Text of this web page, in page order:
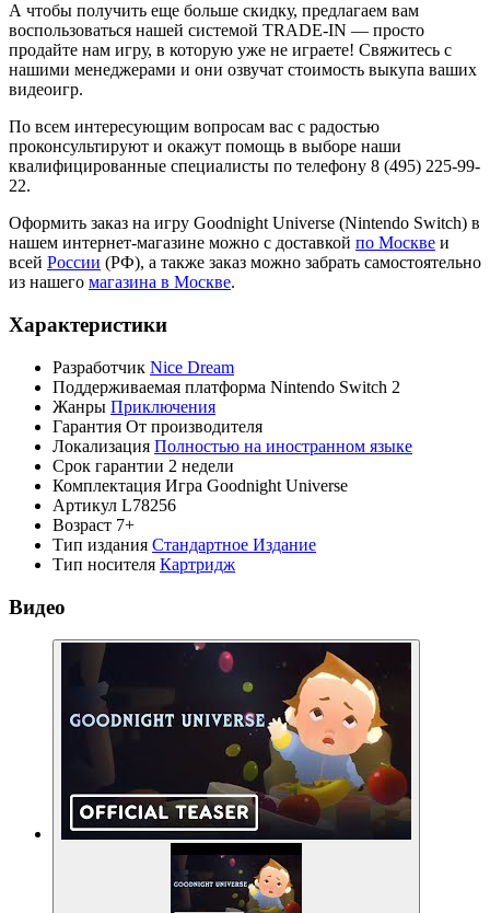
А чтобы получить еще больше скидку, предлагаем вам
воспользоваться нашей системой TRADE-IN — просто
продайте нам игру, в которую уже не играете! Свяжитесь с
нашими менеджерами и они озвучат стоимость выкупа ваших
видеоигр.
По всем интересующим вопросам вас с радостью
проконсультируют и окажут помощь в выборе наши
квалифицированные специалисты по телефону 8 (495) 225-99-
22.
Оформить заказ на игру Goodnight Universe (Nintendo Switch) в
нашем интернет-магазине можно с доставкой по Москве и
всей России (РФ), а также заказ можно забрать самостоятельно
из нашего магазина в Москве.
Характеристики
Разработчик Nice Dream
Поддерживаемая платформа Nintendo Switch 2
Жанры Приключения
Гарантия От производителя
Локализация Полностью на иностранном языке
Срок гарантии 2 недели
Комплектация Игра Goodnight Universe
Артикул L78256
Возраст 7+
Тип издания Стандартное Издание
Тип носителя Картридж
Видео